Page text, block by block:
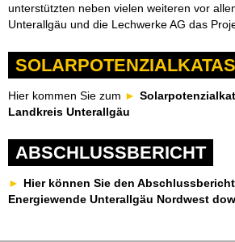
unterstützten neben vielen weiteren vor
Unterallgäu und die Lechwerke AG das
Hier kommen Sie zum
Landkreis Unterallgäu
ABSCHLUSSBERICHT
Hier können Sie den
Energiewende Unterallgäu Nordwest